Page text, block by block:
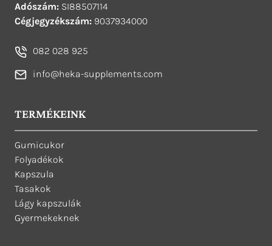
Adószám: SI88507114
Cégjegyzékszám: 9037934000
082 028 925
info@heka-supplements.com
TERMÉKEINK
Gumicukor
Folyadékok
Kapszula
Tasakok
Lágy kapszulák
Gyermekeknek